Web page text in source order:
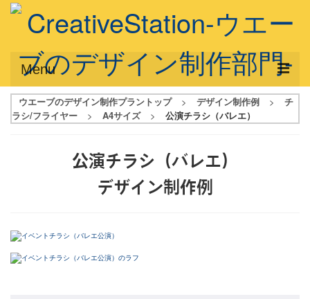
Menu
サービス概要
デザインアシスト
フルデザイン
ウエーブのデザイン制作プラントップ > デザイン制作例 >
チ
ラシ/フライヤー
> A4サイズ > 公演チラシ（バレエ）
公演チラシ（バレエ）
デザイン制作例